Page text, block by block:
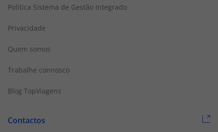
Politica Sistema de Gestão Integrado
Privacidade
Quem somos
Trabalhe connosco
Blog TopViagens
Contactos